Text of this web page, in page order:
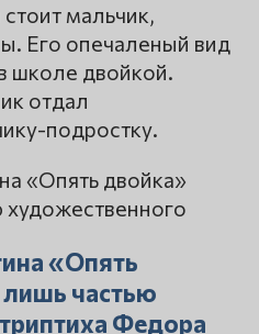
мальчик,
Его опечаленый вид
школе двойкой.
отдал
подростку.
«Опять
лишь частью
Федора